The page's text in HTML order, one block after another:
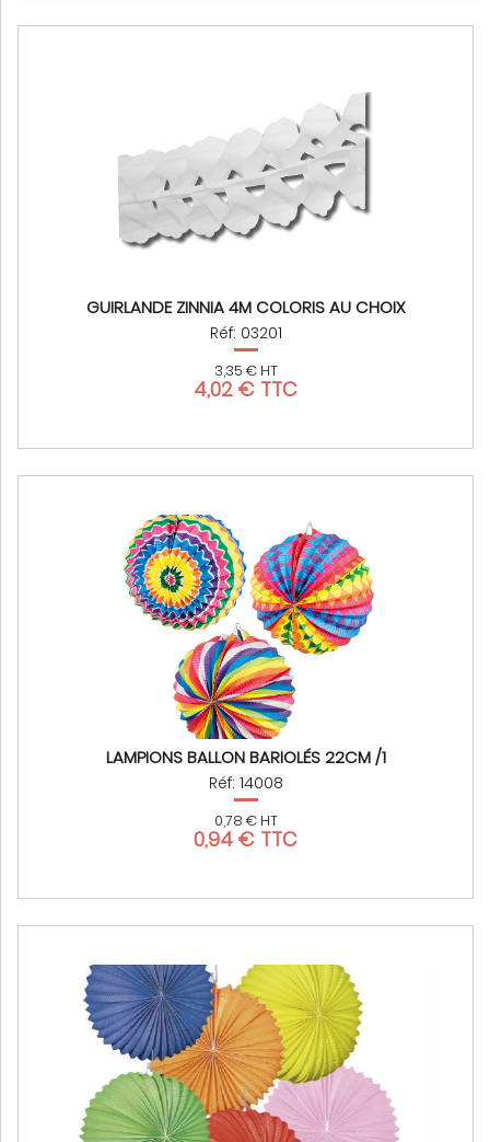
GUIRLANDE ZINNIA 4M COLORIS AU CHOIX
Réf: 03201
3,35 € HT
4,02 € TTC
LAMPIONS BALLON BARIOLÉS 22CM /1
Réf: 14008
0,78 € HT
0,94 € TTC